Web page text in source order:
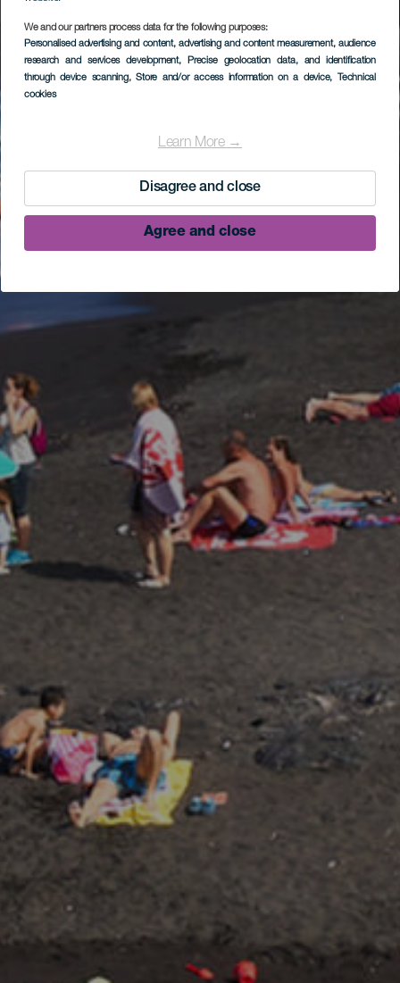
We and our partners process data for the following purposes:
Personalised advertising and content, advertising and content measurement, audience
research and services development, Precise geolocation data, and identification
through device scanning, Store and/or access information on a device, Technical
cookies
Learn More →
Disagree and close
Agree and close